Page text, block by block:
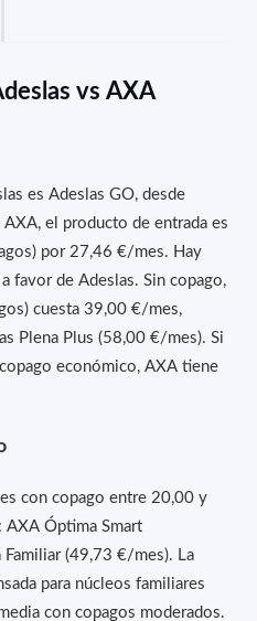
vs AXA
es Adeslas GO, desde
el producto de entrada es
por 27,46 €/mes. Hay
favor de Adeslas. Sin copago,
cuesta 39,00 €/mes,
Plena Plus (58,00 €/mes). Si
económico, AXA tiene
con copago entre 20,00 y
Óptima Smart
(49,73 €/mes). La
para núcleos familiares
con copagos moderados.